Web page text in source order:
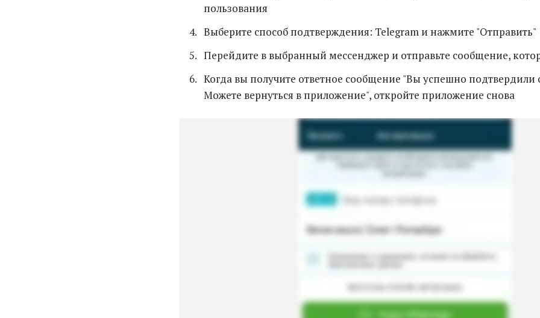
пользования
Выберите способ подтверждения: Telegram и нажмите "Отправить"
Перейдите в выбранный мессенджер и отправьте сообщение,
Когда вы получите ответное сообщение "Вы успешно подтвердили
Можете вернуться в приложение", откройте приложение снова